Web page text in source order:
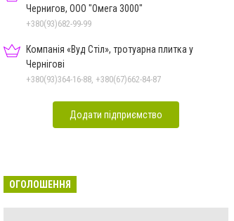
Чернигов, ООО "Омега 3000"
+380(93)682-99-99
Компанія «Вуд Стіл», тротуарна плитка у
Чернігові
+380(93)364-16-88, +380(67)662-84-87
Додати підприємство
ОГОЛОШЕННЯ